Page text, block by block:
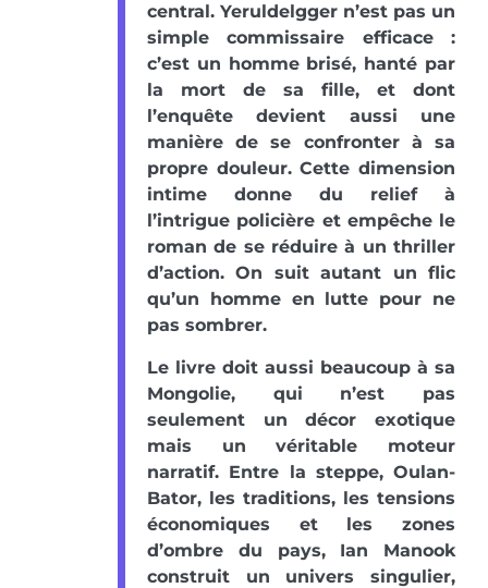
central. Yeruldelgger n’est pas un
simple commissaire efficace :
c’est un homme brisé, hanté par
la mort de sa fille, et dont
l’enquête devient aussi une
manière de se confronter à sa
propre douleur. Cette dimension
intime donne du relief à
l’intrigue policière et empêche le
roman de se réduire à un thriller
d’action. On suit autant un flic
qu’un homme en lutte pour ne
pas sombrer.
Le livre doit aussi beaucoup à sa
Mongolie, qui n’est pas
seulement un décor exotique
mais un véritable moteur
narratif. Entre la steppe, Oulan-
Bator, les traditions, les tensions
économiques et les zones
d’ombre du pays, Ian Manook
construit un univers singulier,